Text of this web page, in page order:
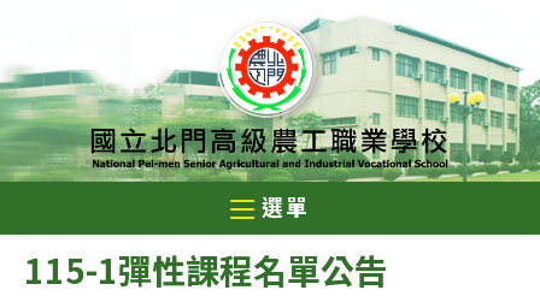
至
主
要
內
選單
115-1彈性課程名單公告